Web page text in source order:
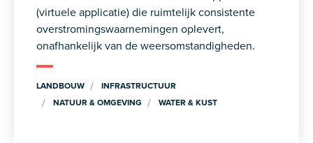
(virtuele applicatie) die ruimtelijk consistente
overstromingswaarnemingen oplevert,
onafhankelijk van de weersomstandigheden.
LANDBOUW
INFRASTRUCTUUR
NATUUR & OMGEVING
WATER & KUST